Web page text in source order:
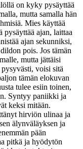
on kyky pysäyttää
mutta samalla hän
Mies käyttää
ajan, laittaa
ajan sekunniksi,
pois. Jos tämän
mutta jättäisi
voisi sitä
tämän elokuvan
tulee esiin toinen,
Syntyy paniikki ja
keksi mitään.
hirviön ulinaa ja
älynväläyksen ja
pään
pitkä ja hyödytön